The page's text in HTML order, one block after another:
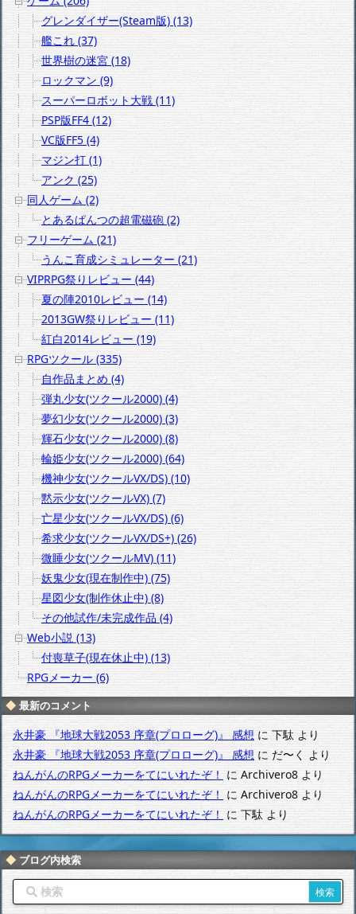
グレンダイザー(Steam版) (13)
艦これ (37)
世界樹の迷宮 (18)
ロックマン (9)
スーパーロボット大戦 (11)
PSP版FF4 (12)
VC版FF5 (4)
マジン打 (1)
アンク (25)
同人ゲーム (2)
とあるぱんつの超電磁砲 (2)
フリーゲーム (21)
うんこ育成シミュレーター (21)
VIPRPG祭りレビュー (44)
夏の陣2010レビュー (14)
2013GW祭りレビュー (11)
紅白2014レビュー (19)
RPGツクール (335)
自作品まとめ (4)
弾丸少女(ツクール2000) (4)
夢幻少女(ツクール2000) (3)
輝石少女(ツクール2000) (8)
輪姫少女(ツクール2000) (64)
機神少女(ツクールVX/DS) (10)
黙示少女(ツクールVX) (7)
亡星少女(ツクールVX/DS) (6)
希求少女(ツクールVX/DS+) (26)
微睡少女(ツクールMV) (11)
妖鬼少女(現在制作中) (75)
星図少女(制作休止中) (8)
その他試作/未完成作品 (4)
Web小説 (13)
付喪草子(現在休止中) (13)
RPGメーカー (6)
最新のコメント
永井豪 『地球大戦2053 序章(プロローグ)』 感想 に下駄より
永井豪 『地球大戦2053 序章(プロローグ)』 感想にだ〜く より
ねんがんのRPGメーカーをてにいれたぞ！ に Archivero8 より
ねんがんのRPGメーカーをてにいれたぞ！ に Archivero8より
ねんがんのRPGメーカーをてにいれたぞ！に下駄より
ブログ内検索